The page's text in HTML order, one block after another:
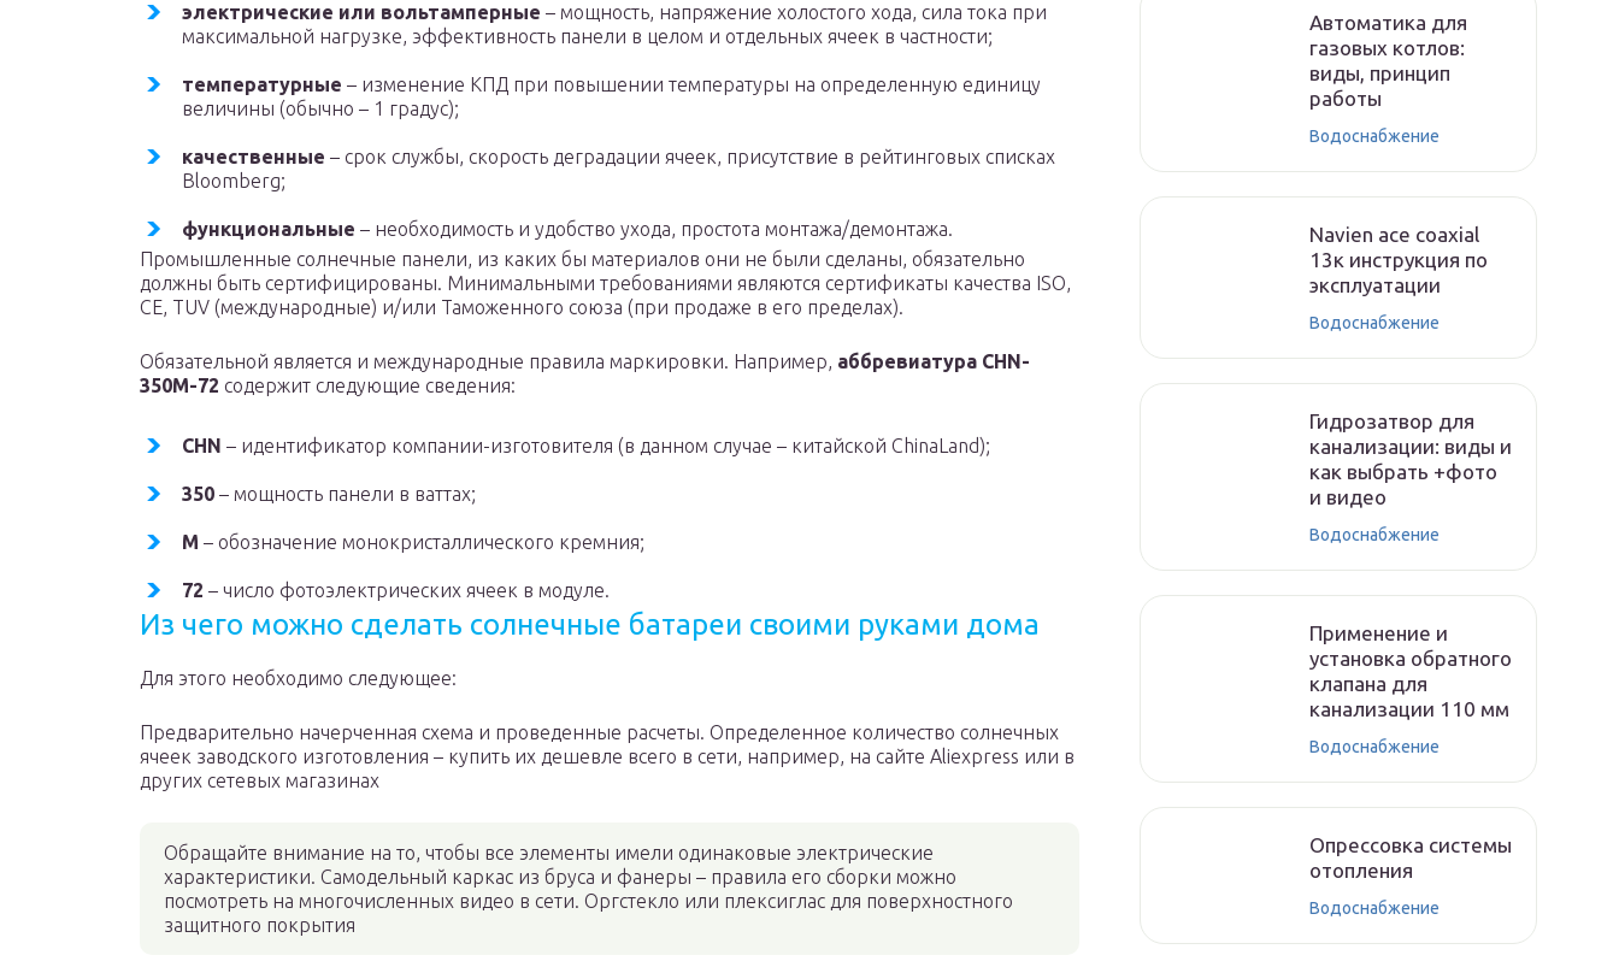
электрические или вольтамперные – мощность, напряжение холостого хода, сила тока при
максимальной нагрузке, эффективность панели в целом и отдельных ячеек в частности;
температурные – изменение КПД при повышении температуры на определенную единицу
величины (обычно – 1 градус);
качественные – срок службы, скорость деградации ячеек, присутствие в рейтинговых списках
Bloomberg;
функциональные – необходимость и удобство ухода, простота монтажа/демонтажа.
Промышленные солнечные панели, из каких бы материалов они не были сделаны, обязательно
должны быть сертифицированы. Минимальными требованиями являются сертификаты качества ISO,
СE, TUV (международные) и/или Таможенного союза (при продаже в его пределах).
Обязательной является и международные правила маркировки. Например, аббревиатура CHN-
350M-72 содержит следующие сведения:
CHN – идентификатор компании-изготовителя (в данном случае – китайской СhinaLand);
350 – мощность панели в ваттах;
M – обозначение монокристаллического кремния;
72 – число фотоэлектрических ячеек в модуле.
Из чего можно сделать солнечные батареи своими руками дома
Для этого необходимо следующее:
Предварительно начерченная схема и проведенные расчеты. Определенное количество солнечных
ячеек заводского изготовления – купить их дешевле всего в сети, например, на сайте Aliexpress или в
других сетевых магазинах
Обращайте внимание на то, чтобы все элементы имели одинаковые электрические
характеристики. Самодельный каркас из бруса и фанеры – правила его сборки можно
посмотреть на многочисленных видео в сети. Оргстекло или плексиглас для поверхностного
защитного покрытия
Автоматика для
газовых котлов:
виды, принцип
работы
Водоснабжение
Navien ace coaxial
13к инструкция по
эксплуатации
Водоснабжение
Гидрозатвор для
канализации: виды и
как выбрать +фото
и видео
Водоснабжение
Применение и
установка обратного
клапана для
канализации 110 мм
Водоснабжение
Опрессовка системы
отопления
Водоснабжение